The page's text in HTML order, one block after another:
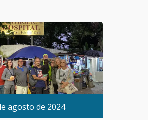
agosto de 2024